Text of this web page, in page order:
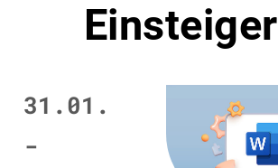
Einsteiger
31.01.
-